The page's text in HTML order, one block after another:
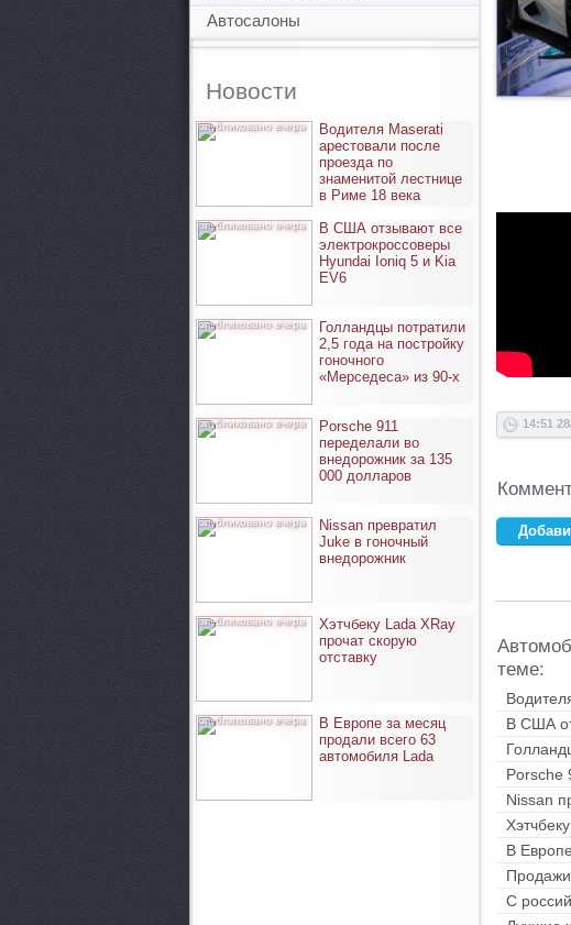
Автосалоны
Новости
опубликовано вчера
Водителя Maserati
арестовали после
проезда по
знаменитой лестнице
в Риме 18 века
опубликовано вчера
В США отзывают все
электрокроссоверы
Hyundai Ioniq 5 и Kia
EV6
опубликовано вчера
Голландцы потратили
2,5 года на постройку
гоночного
«Мерседеса» из 90-х
опубликовано вчера
Porsche 911
переделали во
внедорожник за 135
000 долларов
опубликовано вчера
Nissan превратил
Juke в гоночный
внедорожник
опубликовано вчера
Хэтчбеку Lada XRay
прочат скорую
отставку
опубликовано вчера
В Европе за месяц
продали всего 63
автомобиля Lada
14:51
Ваше имя:
теме:
В США
Porsche
Nissan
В
С